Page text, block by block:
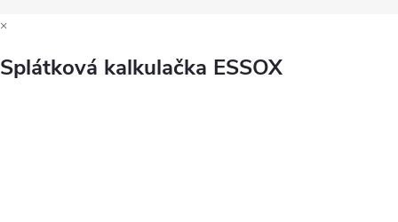
×
Splátková kalkulačka ESSOX